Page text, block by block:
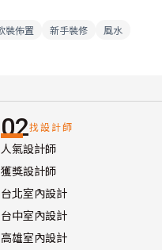
裝佈置 新手裝修
風水
02找設計師
人氣設計師
獲獎設計師
台北室內設計
台中室內設計
高雄室內設計